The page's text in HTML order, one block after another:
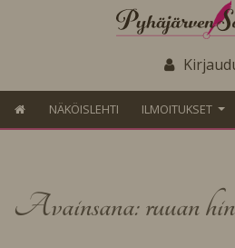
NÄKÖISLEHTI ILMOITUKSET
Avainsana: ruuan